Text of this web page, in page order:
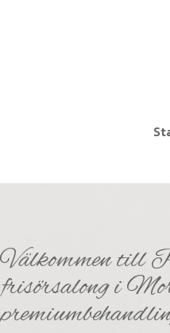
Välkommen till
frisörsalong i